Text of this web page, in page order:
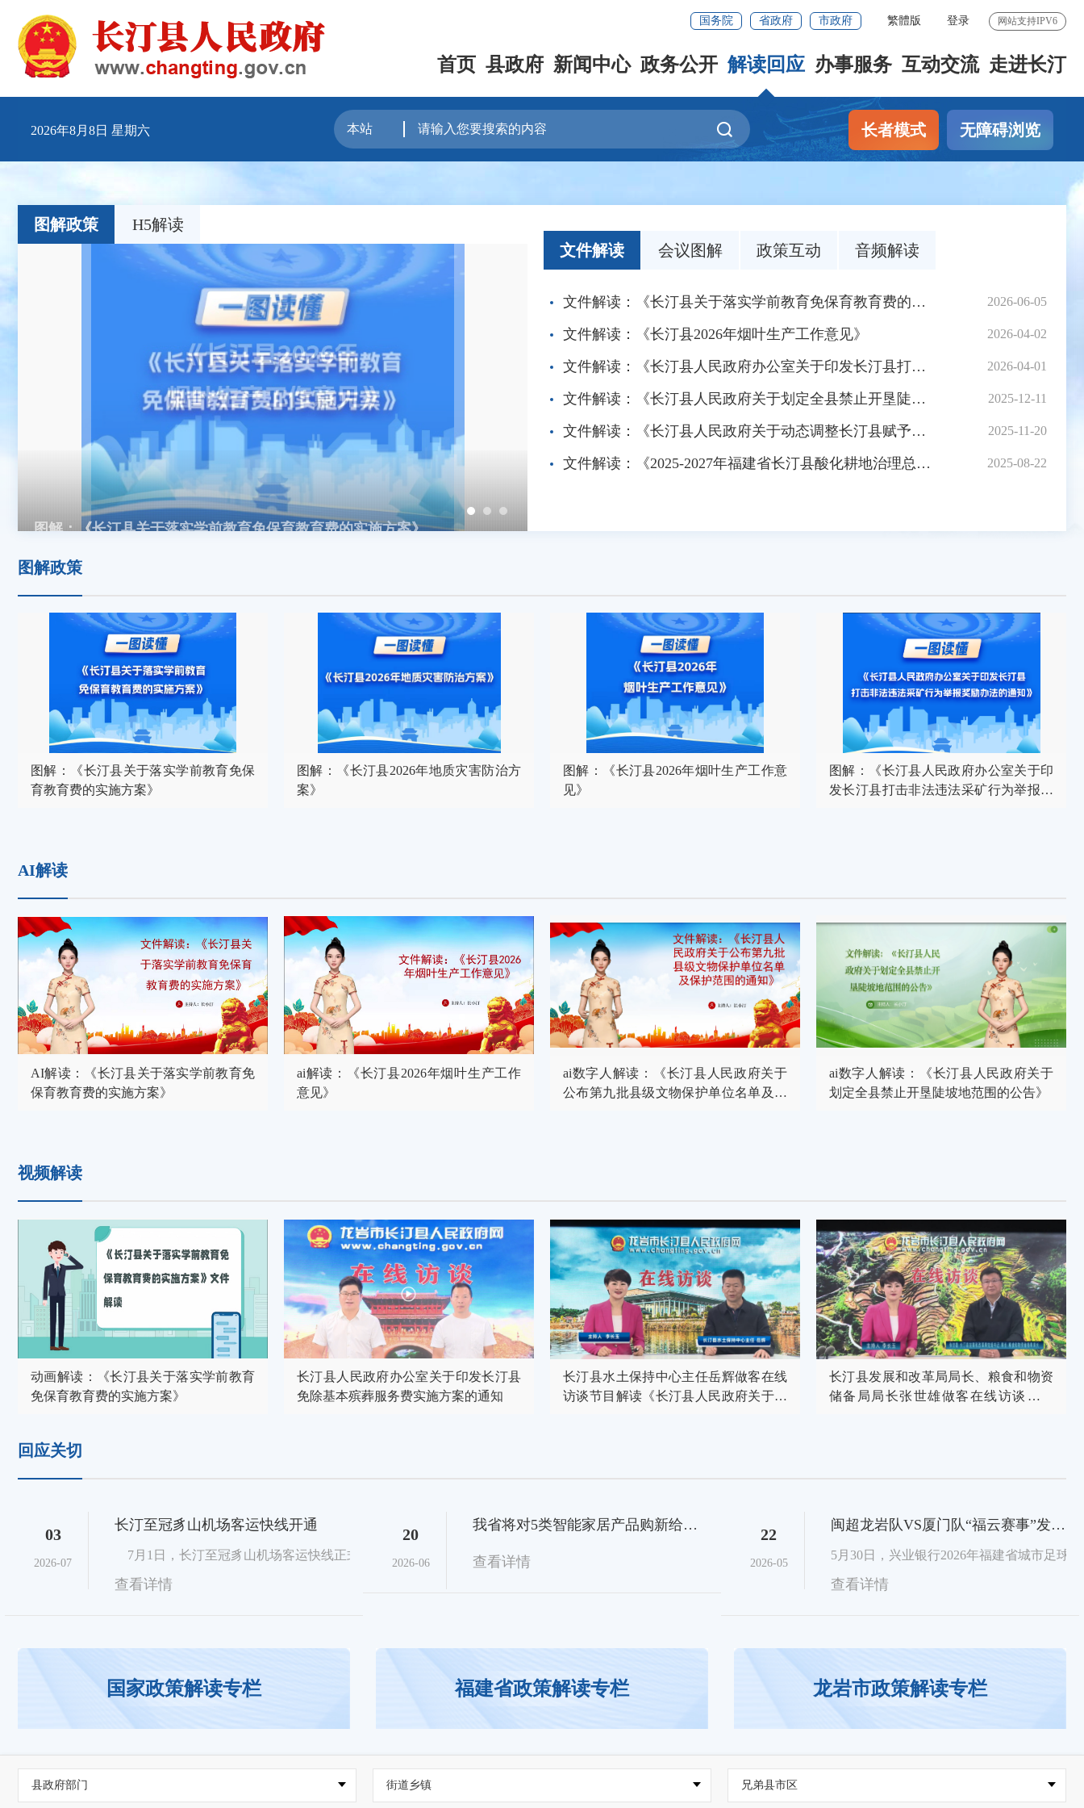
国务院 省政府 市政府 繁體版 登录 网站支持IPV6
首页 县政府 新闻中心 政务公开 解读回应 办事服务 互动交流 走进长汀
2026年8月8日 星期六 长者模式 无障碍浏览
图解政策 H5解读
图解：《长汀县关于落实学前教育免保育教育费的实施方案》
文件解读 会议图解 政策互动 音频解读
文件解读：《长汀县关于落实学前教育免保育教育费的实施方案》 2026-06-05
文件解读：《长汀县2026年烟叶生产工作意见》 2026-04-02
文件解读：《长汀县人民政府办公室关于印发长汀县打击非法违法采矿行为举报奖励办法的通知》 2026-04-01
文件解读：《长汀县人民政府关于划定全县禁止开垦陡坡地范围的公告》 2025-12-11
文件解读：《长汀县人民政府关于动态调整长汀县赋予乡镇人民政府行政执法事项的通知》 2025-11-20
文件解读：《2025-2027年福建省长汀县酸化耕地治理总体实施方案》 2025-08-22
图解政策
图解：《长汀县关于落实学前教育免保
育教育费的实施方案》
图解：《长汀县2026年地质灾害防治方
案》
图解：《长汀县2026年烟叶生产工作意
见》
图解：《长汀县人民政府办公室关于印
发长汀县打击非法违法采矿行为举报奖
AI解读
AI解读：《长汀县关于落实学前教育免
保育教育费的实施方案》
ai解读：《长汀县2026年烟叶生产工作
意见》
ai数字人解读：《长汀县人民政府关于
公布第九批县级文物保护单位名单及保
ai数字人解读：《长汀县人民政府关于
划定全县禁止开垦陡坡地范围的公告》
视频解读
动画解读：《长汀县关于落实学前教育
免保育教育费的实施方案》
长汀县人民政府办公室关于印发长汀县
免除基本殡葬服务费实施方案的通知
长汀县水土保持中心主任岳辉做客在线
访谈节目解读《长汀县人民政府关于水
长汀县发展和改革局局长、粮食和物资
储备局局长张世雄做客在线访谈解读
回应关切
03
2026-07
长汀至冠豸山机场客运快线开通
7月1日，长汀至冠豸山机场客运快线正式开通运营。这是龙岩...
查看详情
20
2026-06
我省将对5类智能家居产品购新给予补贴
查看详情
22
2026-05
闽超龙岩队VS厦门队“福云赛事”发布观赛指南
5月30日，兴业银行2026年福建省城市足球
查看详情
国家政策解读专栏 福建省政策解读专栏 龙岩市政策解读专栏
县政府部门 街道乡镇 兄弟县市区